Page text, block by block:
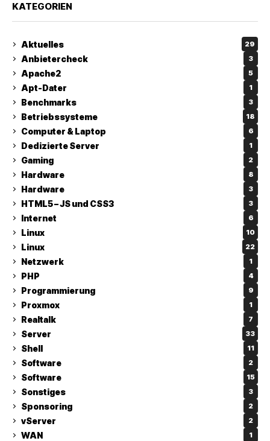
KATEGORIEN
Aktuelles 29
Anbietercheck 3
Apache2 5
Apt-Dater 1
Benchmarks 3
Betriebssysteme 18
Computer & Laptop 6
Dedizierte Server 1
Gaming 2
Hardware 8
Hardware 3
HTML5 – JS und CSS3 3
Internet 6
Linux 10
Linux 22
Netzwerk 1
PHP 4
Programmierung 9
Proxmox 1
Realtalk 7
Server 33
Shell 11
Software 2
Software 15
Sonstiges 3
Sponsoring 2
vServer 2
WAN 1